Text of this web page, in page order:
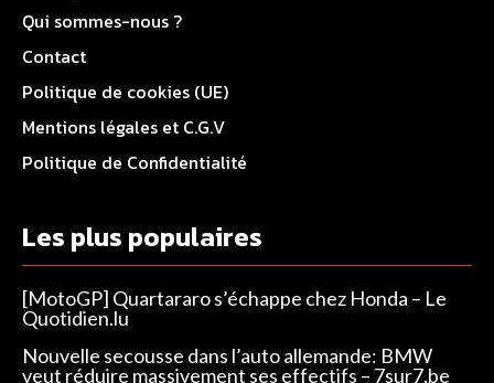
Qui sommes-nous ?
Contact
Politique de cookies (UE)
Mentions légales et C.G.V
Politique de Confidentialité
Les plus populaires
[MotoGP] Quartararo s’échappe chez Honda – Le
Quotidien.lu
Nouvelle secousse dans l’auto allemande: BMW
veut réduire massivement ses effectifs – 7sur7.be